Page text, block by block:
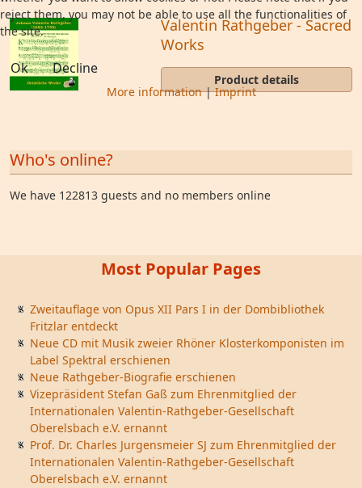
Valentin Rathgeber - Sacred
Works
Product details
Who's online?
We have 122813 guests and no members online
Most Popular Pages
Zweitauflage von Opus XII Pars I in der Dombibliothek
Fritzlar entdeckt
Neue CD mit Musik zweier Rhöner Klosterkomponisten im
Label Spektral erschienen
Neue Rathgeber-Biografie erschienen
Vizepräsident Stefan Gaß zum Ehrenmitglied der
Internationalen Valentin-Rathgeber-Gesellschaft
Oberelsbach e.V. ernannt
Prof. Dr. Charles Jurgensmeier SJ zum Ehrenmitglied der
Internationalen Valentin-Rathgeber-Gesellschaft
Oberelsbach e.V. ernannt
reject them, you may not be able to use all the functionalities of
the site.
Ok Decline
More information|Imprint